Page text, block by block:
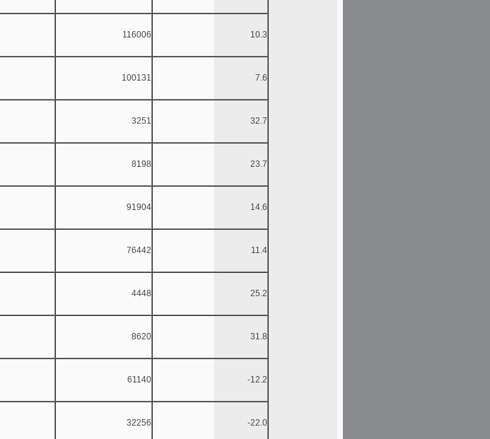
116006 10.3
100131 7.6
3251 32.7
8198 23.7
91904 14.6
76442 11.4
4448 25.2
8620 31.8
61140 -12.2
32256 -22.0